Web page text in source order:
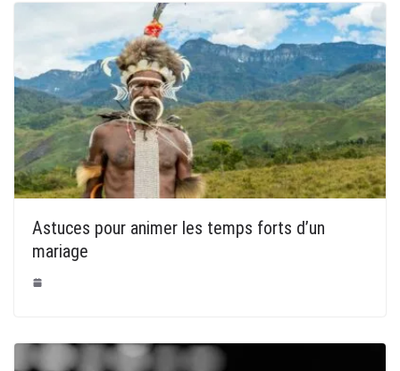
Astuces pour animer les temps forts d’un
mariage